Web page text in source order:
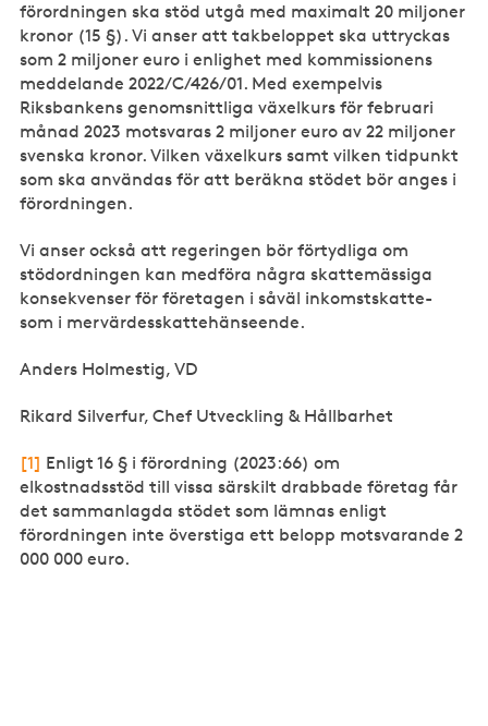
förordningen ska stöd utgå med maximalt 20 miljoner
kronor (15 §). Vi anser att takbeloppet ska uttryckas
som 2 miljoner euro i enlighet med kommissionens
meddelande 2022/C/426/01. Med exempelvis
Riksbankens genomsnittliga växelkurs för februari
månad 2023 motsvaras 2 miljoner euro av 22 miljoner
svenska kronor. Vilken växelkurs samt vilken tidpunkt
som ska användas för att beräkna stödet bör anges i
förordningen.
Vi anser också att regeringen bör förtydliga om
stödordningen kan medföra några skattemässiga
konsekvenser för företagen i såväl inkomstskatte-
som i mervärdesskattehänseende.
Anders Holmestig, VD
Rikard Silverfur, Chef Utveckling & Hållbarhet
[1] Enligt 16 § i förordning (2023:66) om
elkostnadsstöd till vissa särskilt drabbade företag får
det sammanlagda stödet som lämnas enligt
förordningen inte överstiga ett belopp motsvarande 2
000 000 euro.